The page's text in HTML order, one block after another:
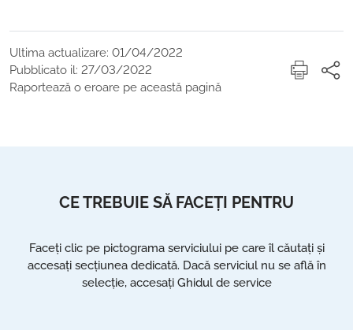
Ultima actualizare: 01/04/2022
Pubblicato il: 27/03/2022
Raportează o eroare pe această pagină
CE TREBUIE SĂ FACEȚI PENTRU
Faceți clic pe pictograma serviciului pe care îl căutați și
accesați secțiunea dedicată. Dacă serviciul nu se află în
selecție, accesați Ghidul de service